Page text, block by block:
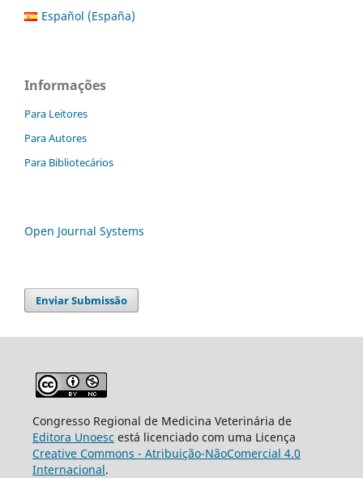
Español (España)
Informações
Para Leitores
Para Autores
Para Bibliotecários
Open Journal Systems
Enviar Submissão
Congresso Regional de Medicina Veterinária de
Editora Unoesc está licenciado com uma Licença
Creative Commons - Atribuição-NãoComercial 4.0
Internacional.